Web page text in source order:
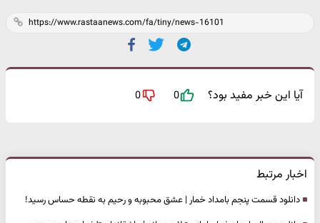
آیا این خبر مفید بود؟ 0
0
اخبار مرتبط
دانلود قسمت پنجم بامداد خمار | عشق محبوبه و رحیم به نقطه حساس رسید!